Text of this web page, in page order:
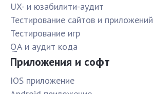
UX- и юзабилити-аудит
Тестирование сайтов и приложений
Тестирование игр
QA и аудит кода
Приложения и софт
IOS приложение